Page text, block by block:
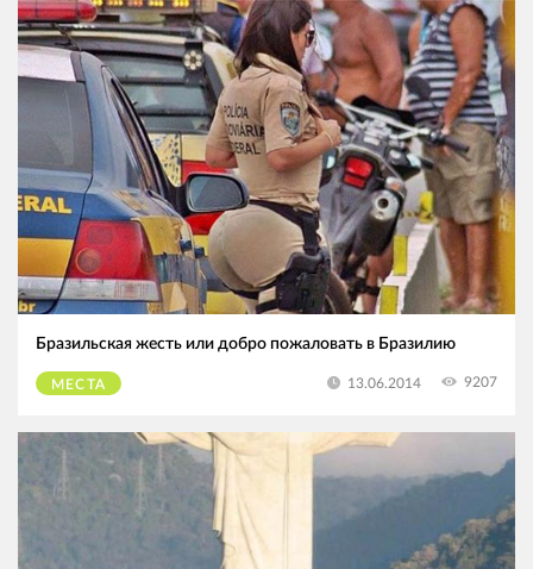
Бразильская жесть или добро пожаловать в Бразилию
МЕСТА 13.06.2014 9207